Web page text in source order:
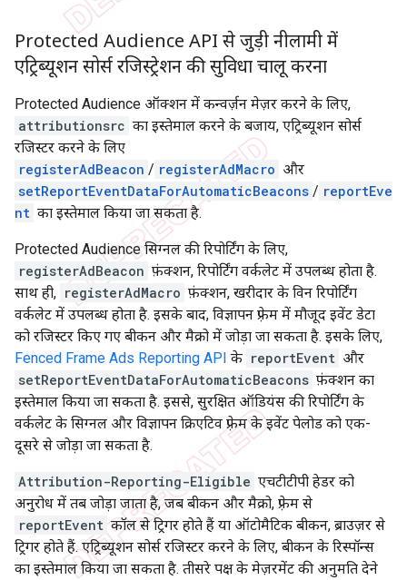
Protected Audience API से जुड़ी नीलामी में
एट्रिब्यूशन सोर्स रजिस्ट्रेशन की सुविधा चालू करना
Protected Audience ऑक्शन में कन्वर्ज़न मेज़र करने के लिए,
attributionsrc का इस्तेमाल करने के बजाय, एट्रिब्यूशन सोर्स
रजिस्टर करने के लिए
registerAdBeacon / registerAdMacro और
setReportEventDataForAutomaticBeacons / reportEve
nt का इस्तेमाल किया जा सकता है.
Protected Audience सिग्नल की रिपोर्टिंग के लिए,
registerAdBeacon फ़ंक्शन, रिपोर्टिंग वर्कलेट में उपलब्ध होता है.
साथ ही, registerAdMacro फ़ंक्शन, खरीदार के विन रिपोर्टिंग
वर्कलेट में उपलब्ध होता है. इसके बाद, विज्ञापन फ़्रेम में मौजूद इवेंट डेटा
को रजिस्टर किए गए बीकन और मैक्रो में जोड़ा जा सकता है. इसके लिए,
Fenced Frame Ads Reporting API के reportEvent और
setReportEventDataForAutomaticBeacons फ़ंक्शन का
इस्तेमाल किया जा सकता है. इससे, सुरक्षित ऑडियंस की रिपोर्टिंग के
वर्कलेट के सिग्नल और विज्ञापन क्रिएटिव फ़्रेम के इवेंट पेलोड को एक-
दूसरे से जोड़ा जा सकता है.
Attribution-Reporting-Eligible एचटीटीपी हेडर को
अनुरोध में तब जोड़ा जाता है, जब बीकन और मैक्रो, फ़्रेम से
reportEvent कॉल से ट्रिगर होते हैं या ऑटोमैटिक बीकन, ब्राउज़र से
ट्रिगर होते हैं. एट्रिब्यूशन सोर्स रजिस्टर करने के लिए, बीकन के रिस्पॉन्स
का इस्तेमाल किया जा सकता है. तीसरे पक्ष के मेज़रमेंट की अनुमति देने